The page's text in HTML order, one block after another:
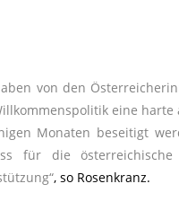
von den
eine
Monaten beseitigt
für die
, so Rosenkranz.